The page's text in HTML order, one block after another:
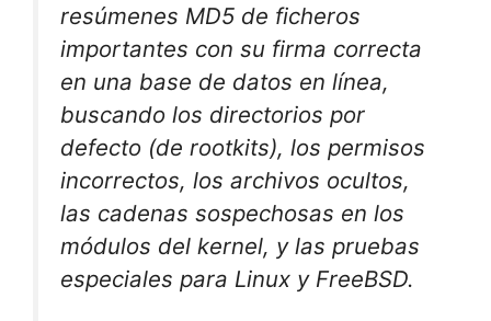
resúmenes MD5 de ficheros
importantes con su firma correcta
en una base de datos en línea,
buscando los directorios por
defecto (de rootkits), los permisos
incorrectos, los archivos ocultos,
las cadenas sospechosas en los
módulos del kernel, y las pruebas
especiales para Linux y FreeBSD.